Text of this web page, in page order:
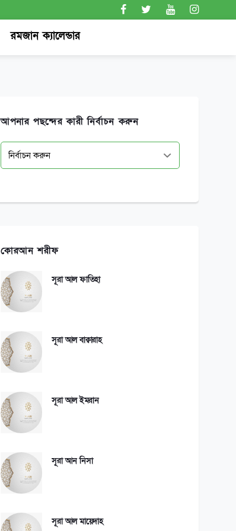
রমজান ক্যালেন্ডার
আপনার পছন্দের কারী নির্বাচন করুন
কোরআন শরীফ
সূরা আল ফাতিহা
সূরা আল বাক্বারাহ
সূরা আল ইমরান
সূরা আন নিসা
সূরা আল মায়েদাহ